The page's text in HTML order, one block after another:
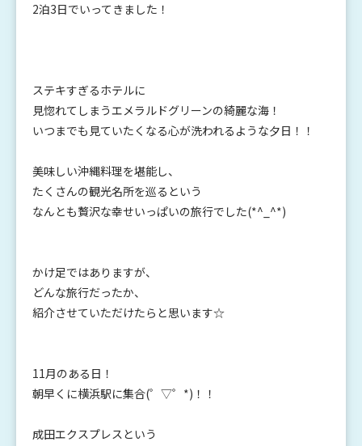
2泊3日でいってきました！
ステキすぎるホテルに
見惚れてしまうエメラルドグリーンの綺麗な海！
いつまでも見ていたくなる心が洗われるような夕日！！
美味しい沖縄料理を堪能し、
たくさんの観光名所を巡るという
なんとも贅沢な幸せいっぱいの旅行でした(*^_^*)
かけ足ではありますが、
どんな旅行だったか、
紹介させていただけたらと思います☆
11月のある日！
朝早くに横浜駅に集合(゜▽゜*)！！
成田エクスプレスという